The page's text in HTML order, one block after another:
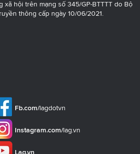
xã hội trên mạng số 345/GP-BTTTT do Bộ
thông cấp ngày 10/06/2021.
Fb.com/lagdotvn
Instagram.com/lag.vn
Lag.vn